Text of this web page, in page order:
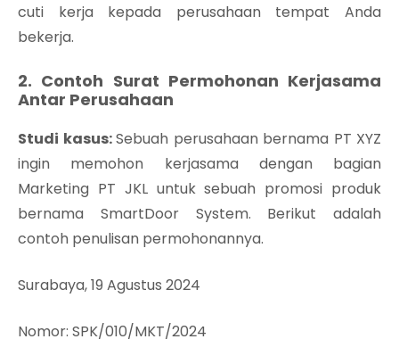
cuti kerja kepada perusahaan tempat Anda
bekerja.
2. Contoh Surat Permohonan Kerjasama
Antar Perusahaan
Studi kasus:Sebuah perusahaan bernama PT XYZ
ingin memohon kerjasama dengan bagian
Marketing PT JKL untuk sebuah promosi produk
bernama SmartDoor System. Berikut adalah
contoh penulisan permohonannya.
Surabaya, 19 Agustus 2024
Nomor: SPK/010/MKT/2024